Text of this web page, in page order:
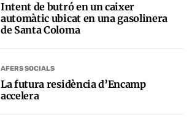
Intent de butró en un caixer
automàtic ubicat en una gasolinera
de Santa Coloma
AFERS SOCIALS
La futura residència d’Encamp
accelera